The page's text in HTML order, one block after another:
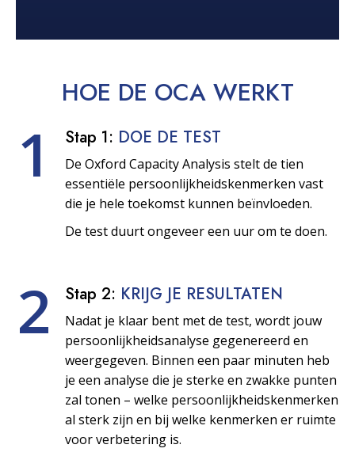
HOE DE OCA WERKT
1 Stap 1: DOE DE TEST
De Oxford Capacity Analysis stelt de tien
essentiële persoonlijkheids­kenmerken vast
die je hele toekomst kunnen beïnvloeden.
De test duurt ongeveer een uur om te doen.
2 Stap 2: KRIJG JE RESULTATEN
Nadat je klaar bent met de test, wordt jouw
persoonlijkheids­analyse gegenereerd en
weergegeven. Binnen een paar minuten heb
je een analyse die je sterke en zwakke punten
zal tonen – welke persoonlijkheids­kenmerken
al sterk zijn en bij welke kenmerken er ruimte
voor verbetering is.